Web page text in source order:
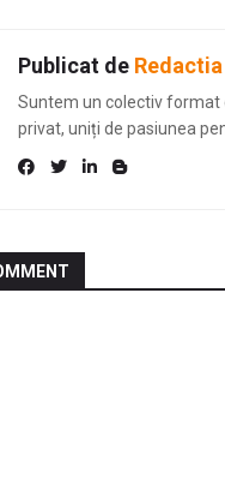
Publicat de
Suntem un colectiv format
privat, uniți de pasiunea